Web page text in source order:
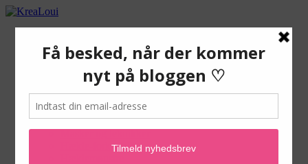
Hæklede tæpper og andet til hjemmet
Hæklede tasker og punge
Hæklede dyr og amigurumi
Hæklet til baby
Hæklet sangkuffert
Hæklevejledninger
Hæklegear
Hækle-forkortelser